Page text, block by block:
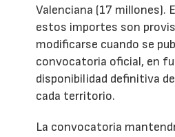
Valenciana (17 millones).
estos importes son
modificarse cuando se
convocatoria oficial, en
disponibilidad definitiva
cada territorio.
La convocatoria